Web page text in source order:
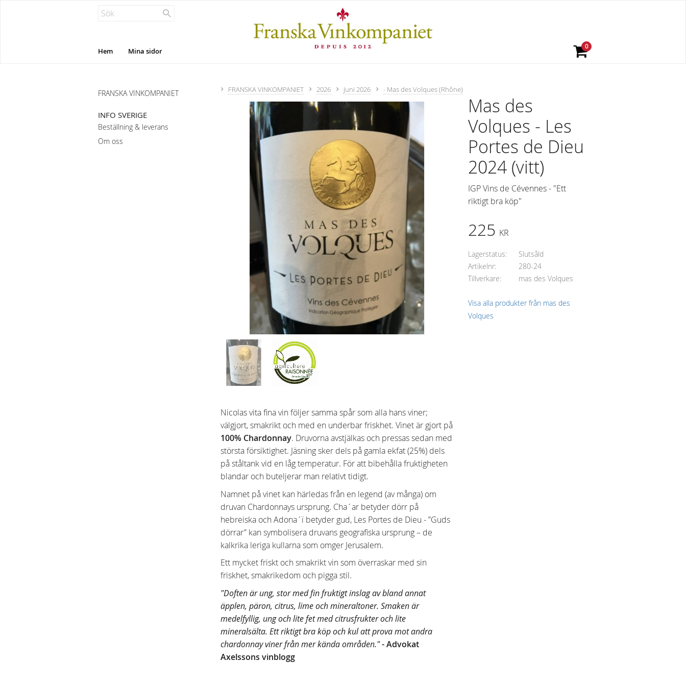
Hem Mina sidor
FRANSKA VINKOMPANIET 2026 Juni 2026 - Mas des Volques (Rhône)
Mas des
Volques - Les
Portes de Dieu
2024 (vitt)
IGP Vins de Cévennes - "Ett
riktigt bra köp"
225 KR
Lagerstatus
Slutsåld
Artikelnr
280-24
Tillverkare
mas des Volques
Visa alla produkter från mas des
Volques
Nicolas vita fina vin följer samma spår som alla hans viner;
välgjort, smakrikt och med en underbar friskhet. Vinet är gjort på
100% Chardonnay. Druvorna avstjälkas och pressas sedan med
största försiktighet. Jäsning sker dels på gamla ekfat (25%) dels
på ståltank vid en låg temperatur. För att bibehålla fruktigheten
blandar och buteljerar man relativt tidigt.
Namnet på vinet kan härledas från en legend (av många) om
druvan Chardonnays ursprung. Cha´ar betyder dörr på
hebreiska och Adona´ï betyder gud, Les Portes de Dieu - ”Guds
dörrar” kan symbolisera druvans geografiska ursprung – de
kalkrika leriga kullarna som omger Jerusalem.
Ett mycket friskt och smakrikt vin som överraskar med sin
friskhet, smakrikedom och pigga stil.
"Doften är ung, stor med fin fruktigt inslag av bland annat
äpplen, päron, citrus, lime och mineraltoner. Smaken är
medelfyllig, ung och lite fet med citrusfrukter och lite
mineralsälta. Ett riktigt bra köp och kul att prova mot andra
chardonnay viner från mer kända områden."- Advokat
Axelssons vinblogg
FRANSKA VINKOMPANIET
INFO SVERIGE
Beställning & leverans
Om oss